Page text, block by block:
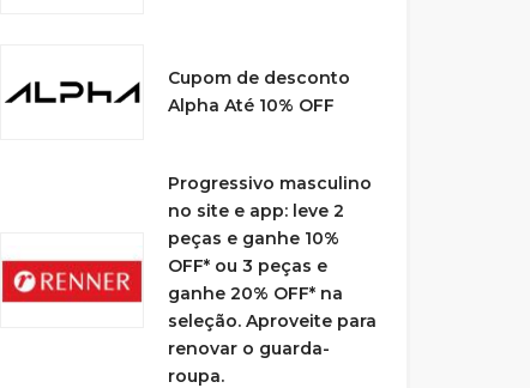
Cupom de desconto
Alpha Até 10% OFF
Progressivo masculino
no site e app: leve 2
peças e ganhe 10%
OFF* ou 3 peças e
ganhe 20% OFF* na
seleção. Aproveite para
renovar o guarda-
roupa.